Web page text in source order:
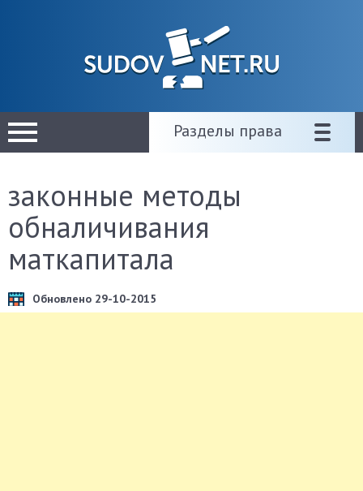
Разделы права
законные методы
обналичивания
маткапитала
Обновлено 29-10-2015